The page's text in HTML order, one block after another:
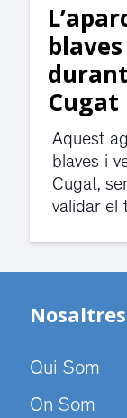
Cugat
Aquest
blaves i
Cugat,
validar el
Nosaltres
Qui Som
On Som